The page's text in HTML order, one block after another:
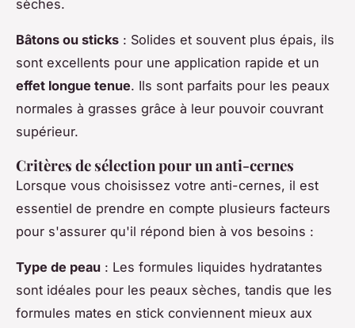
sèches.
Bâtons ou sticks : Solides et souvent plus épais, ils
sont excellents pour une application rapide et un
effet longue tenue. Ils sont parfaits pour les peaux
normales à grasses grâce à leur pouvoir couvrant
supérieur.
Critères de sélection pour un anti-cernes
Lorsque vous choisissez votre anti-cernes, il est
essentiel de prendre en compte plusieurs facteurs
pour s'assurer qu'il répond bien à vos besoins :
Type de peau : Les formules liquides hydratantes
sont idéales pour les peaux sèches, tandis que les
formules mates en stick conviennent mieux aux